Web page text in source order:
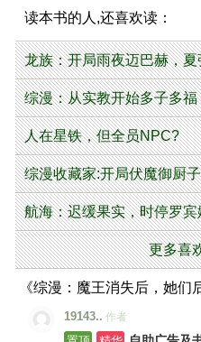
读本书的人,还喜欢读：
龙族：开局雨夜迈巴赫，夏
综漫：从实教开始多子多福
人在星铁，但全员NPC?
综漫收藏家:开局伏魔御厨子
航海：迟缓果实，时停罗宾
更多喜
《综漫：魔王消失后，她们
19143.. 作者